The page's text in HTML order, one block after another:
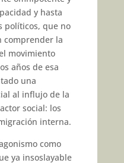
y hasta
políticos, que no
com­prender la
movimiento
años de esa
una
al influjo de la
social: los
interna.
como
ya insoslayable